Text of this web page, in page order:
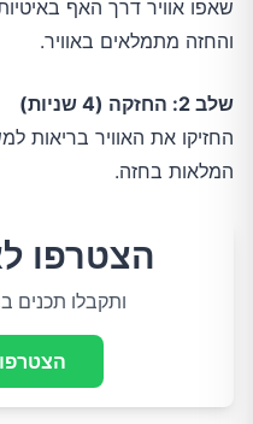
והחזה מתמלאים באוויר.
שלב 2: החזקה (4 שניות)
המלאות בחזה.
הצטרפו
ותקבלו תכנים